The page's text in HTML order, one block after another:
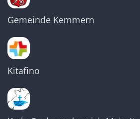
Gemeinde Kemmern
Kitafino